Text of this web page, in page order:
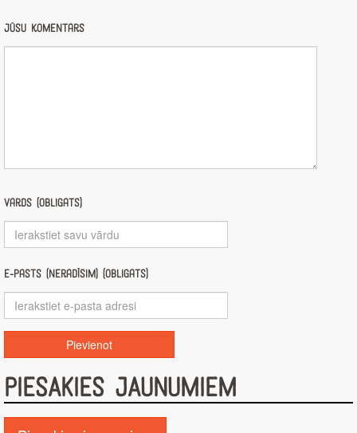
Jūsu komentārs
Vārds (obligāts)
E-pasts (nerādīsim) (obligāts)
PIESAKIES JAUNUMIEM